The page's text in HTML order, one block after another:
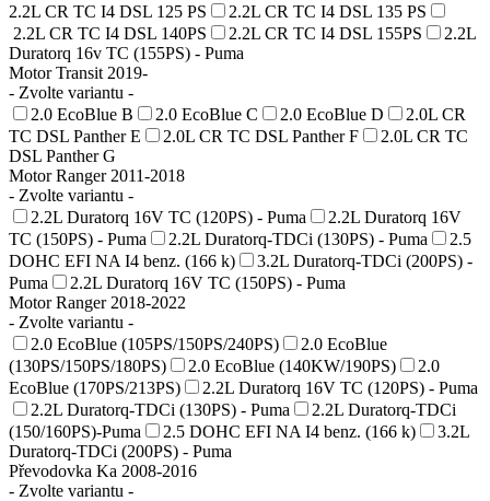
2.2L CR TC I4 DSL 125 PS
2.2L CR TC I4 DSL 135 PS
2.2L CR TC I4 DSL 140PS
2.2L CR TC I4 DSL 155PS
2.2L
Duratorq 16v TC (155PS) - Puma
Motor Transit 2019-
- Zvolte variantu -
2.0 EcoBlue B
2.0 EcoBlue C 2.0 EcoBlue D
2.0L CR
TC DSL Panther E
2.0L CR TC DSL Panther F
2.0L CR TC
DSL Panther G
Motor Ranger 2011-2018
- Zvolte variantu -
2.2L Duratorq 16V TC (120PS) - Puma
2.2L Duratorq 16V
TC (150PS) - Puma
2.2L Duratorq-TDCi (130PS) - Puma
2.5
DOHC EFI NA I4 benz. (166 k)
3.2L Duratorq-TDCi (200PS) -
Puma
2.2L Duratorq 16V TC (150PS) - Puma
Motor Ranger 2018-2022
- Zvolte variantu -
2.0 EcoBlue (105PS/150PS/240PS)
2.0 EcoBlue
(130PS/150PS/180PS)
2.0 EcoBlue (140KW/190PS)
2.0
EcoBlue (170PS/213PS)
2.2L Duratorq 16V TC (120PS) - Puma
2.2L Duratorq-TDCi (130PS) - Puma
2.2L Duratorq-TDCi
(150/160PS)-Puma
2.5 DOHC EFI NA I4 benz. (166 k)
3.2L
Duratorq-TDCi (200PS) - Puma
Převodovka Ka 2008-2016
- Zvolte variantu -